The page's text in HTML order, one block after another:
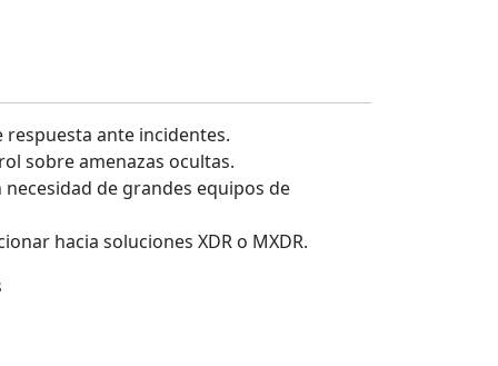
respuesta ante incidentes.
sobre amenazas ocultas.
de grandes equipos de
hacia soluciones XDR o MXDR.